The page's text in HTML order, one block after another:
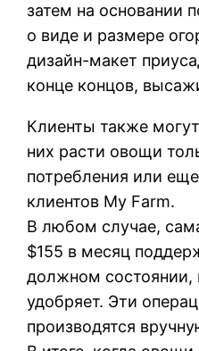
затем на основании
о виде и размере
дизайн-макет
конце концов,
Клиенты также
них расти овощи
потребления или
клиентов My Farm.
В любом случае,
$155 в месяц
должном состоянии,
удобряет. Эти
производятся